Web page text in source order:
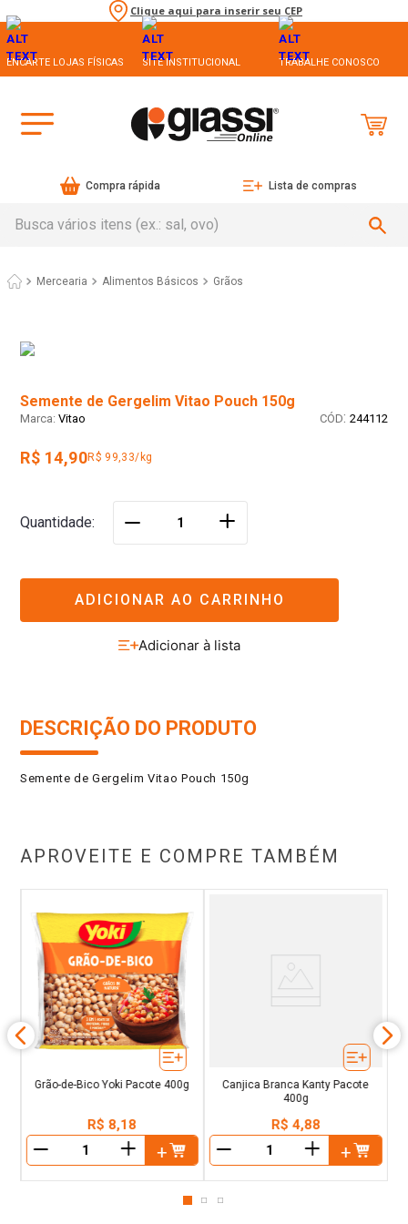
Clique aqui para inserir seu CEP
ENCARTE LOJAS FÍSICAS SITE INSTITUCIONAL TRABALHE CONOSCO
Compra rápida Lista de compras
Mercearia Alimentos Básicos Grãos
Semente de Gergelim Vitao Pouch 150g
Vitao : 244112
R$ 14,90R$ 99,33/kg
Quantidade ＋
ADICIONAR AO CARRINHO
DESCRIÇÃO DO PRODUTO
Semente de Gergelim Vitao Pouch 150g
APROVEITE E COMPRE TAMBÉM
Grão-de-Bico Yoki Pacote 400g
R$ 8,18
＋
Canjica Branca Kanty Pacote
400g
R$ 4,88
＋